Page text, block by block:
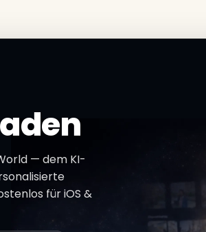
— dem KI-
für iOS &